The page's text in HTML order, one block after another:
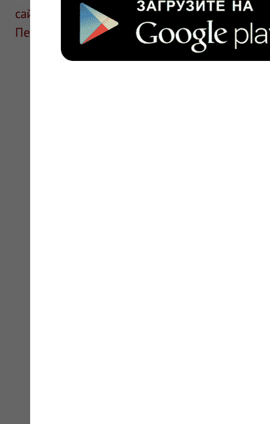
сайте для ознакомления и не является
Перед применением необходима